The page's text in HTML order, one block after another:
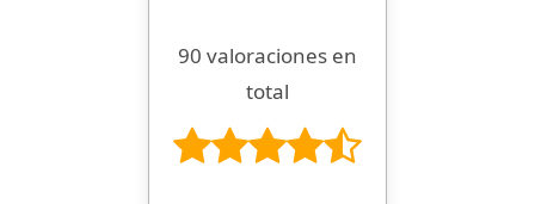
90 valoraciones en
total